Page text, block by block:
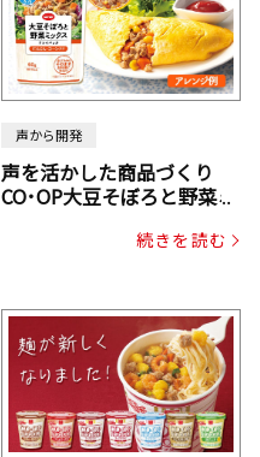
声から開発
声を活かした商品づくり
CO･OP大豆そぼろと野菜ミ
じん・コーン入り）続きを読む